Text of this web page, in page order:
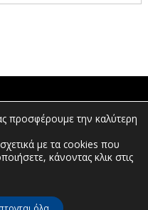
προσφέρουμε την καλύτερη
με τα cookies που
κάνοντας κλικ στις